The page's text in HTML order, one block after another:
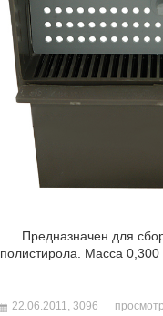
Предназначен для
полистирола. Масса 0,300
22.06.2011, 3096